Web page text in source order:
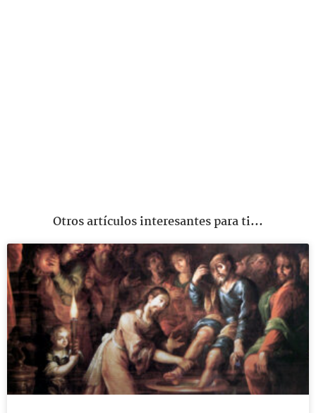
Otros artículos interesantes para ti...